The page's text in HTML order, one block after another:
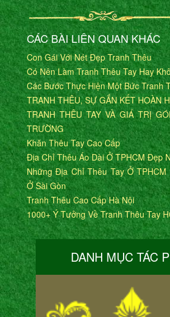
CÁC BÀI LIÊN QUAN KHÁC
Con Gái Với Nét Đẹp Tranh Thêu
Có Nên Làm Tranh Thêu Tay Hay
Các Bước Thực Hiện Một Bức Tranh
TRANH THÊU, SỰ GẮN KẾT HOÀN
TRANH THÊU TAY VÀ GIÁ TRỊ
TRƯỜNG
Khăn Thêu Tay Cao Cấp
Địa Chỉ Thêu Áo Dài Ở TPHCM Đẹp
Những Địa Chỉ Thêu Tay Ở
Ở Sài Gòn
Tranh Thêu Cao Cấp Hà Nội
1000+ Ý Tưởng Về Tranh Thêu Tay
DANH MỤC TÁC